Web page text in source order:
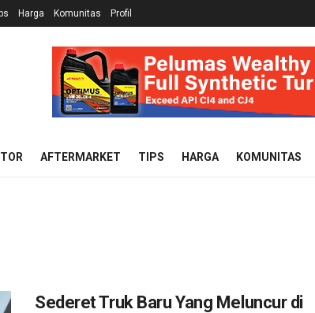
Harga Komunitas Profil
AFTERMARKET TIPS HARGA KOMUNITAS
Sederet Truk Baru Yang Meluncur di